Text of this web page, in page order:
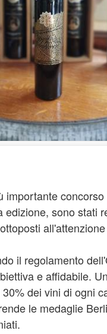
importante
sono stati
il regolamento
e affidabile.
dei vini di ogni
le medaglie